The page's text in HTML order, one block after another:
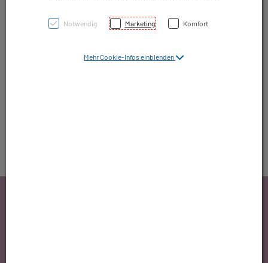
Montag bis Samstag:
Notwendig Marketing Komfort
Mehr Cookie-Infos einblenden